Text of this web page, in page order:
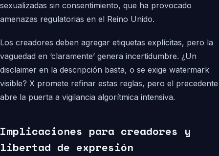
sexualizadas sin consentimiento, que ha provocado
amenazas regulatorias en el Reino Unido.
Los creadores deben agregar etiquetas explícitas, pero la
vaguedad en ‘claramente’ genera incertidumbre. ¿Un
disclaimer en la descripción basta, o se exige watermark
visible? X promete refinar estas reglas, pero el precedente
abre la puerta a vigilancia algorítmica intensiva.
Implicaciones para creadores y
libertad de expresión